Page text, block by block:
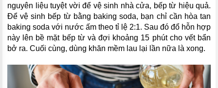
nguyên liệu tuyệt vời để vệ sinh nhà cửa, bếp từ hiệu quả.
Để vệ sinh bếp từ bằng baking soda, bạn chỉ cần hòa tan
baking soda với nước ấm theo tỉ lệ 2:1. Sau đó đổ hỗn hợp
này lên bề mặt bếp từ và đợi khoảng 15 phút cho vết bẩn
bở ra. Cuối cùng, dùng khăn mềm lau lại lần nữa là xong.